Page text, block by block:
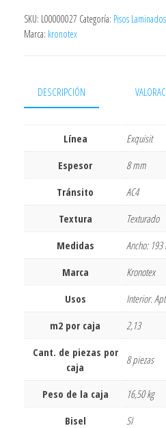
SKU: L00000027 Categoría: Pisos Laminados
Marca: kronotex
DESCRIPCIÓN
Línea
Exquisit
Espesor
8 mm
Tránsito
AC4
Textura
Texturado
Medidas
Ancho:
Marca
Kronotex
Usos
Interior.
m2 por caja
2,13
Cant. de piezas por
caja
8 piezas
Peso de la caja
16,50 kg
Bisel
SI